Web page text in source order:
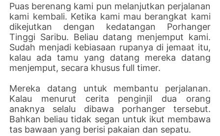
Puas berenang kami pun melanjutkan perjalanan
kami kembali. Ketika kami mau berangkat kami
dikejutkan dengan kedatangan Porhanger
Tinggi Saribu. Beliau datang menjemput kami.
Sudah menjadi kebiasaan rupanya di jemaat itu,
kalau ada tamu yang datang mereka datang
menjemput, secara khusus full timer.
Mereka datang untuk membantu perjalanan.
Kalau menurut cerita penginjil dua orang
anaknya selalu dibawa porhanger tersebut.
Bahkan beliau tidak segan untuk ikut membawa
tas bawaan yang berisi pakaian dan sepatu.